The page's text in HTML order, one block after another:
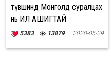
түвшинд Монголд суралцах
нь ИЛҮҮ АШИГТАЙ
5383 13879 2020-05-29